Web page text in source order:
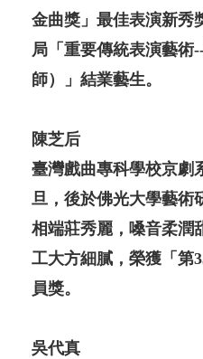
金曲獎」最佳表演新秀
局「重要傳統表演藝術
師）」結業藝生。
陳芝后
臺灣戲曲專科學校京劇
旦，後於佛光大學藝術
相端莊秀麗，嗓音柔潤
工大方細膩，榮獲「第
員獎。
吳代真